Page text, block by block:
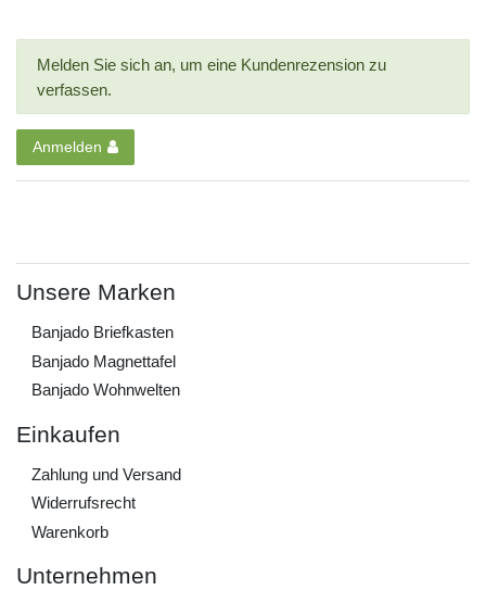
Melden Sie sich an, um eine Kundenrezension zu
verfassen.
Anmelden
Unsere Marken
Banjado Briefkasten
Banjado Magnettafel
Banjado Wohnwelten
Einkaufen
Zahlung und Versand
Widerrufs­recht
Warenkorb
Unternehmen